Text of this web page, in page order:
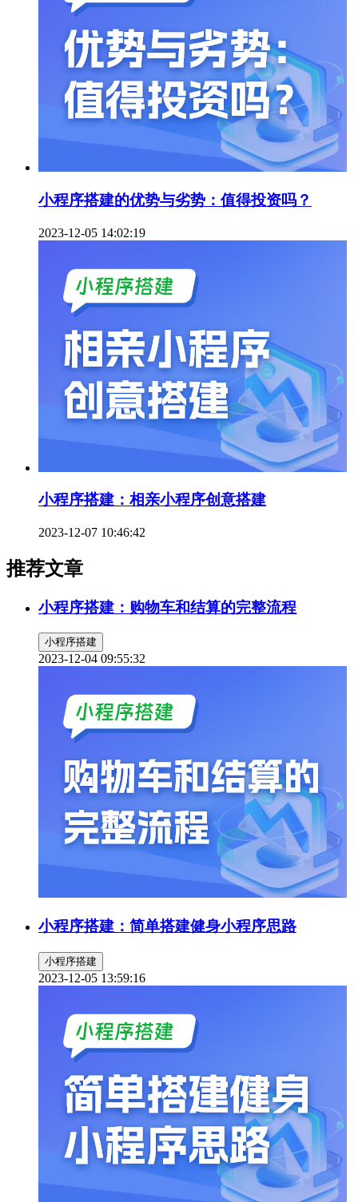
小程序搭建的优势与劣势：值得投资吗？
2023-12-05 14:02:19
小程序搭建：相亲小程序创意搭建
2023-12-07 10:46:42
推荐文章
小程序搭建：购物车和结算的完整流程
小程序搭建
2023-12-04 09:55:32
小程序搭建：简单搭建健身小程序思路
小程序搭建
2023-12-05 13:59:16